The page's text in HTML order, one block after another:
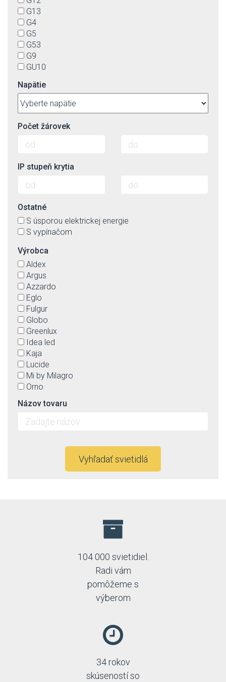
G13
G4
G5
G53
G9
GU10
GX-53
GZ10
R7s
S14s
Napätie
Počet žárovek
IP stupeň krytia
Ostatné
S úsporou elektrickej energie
S vypínačom
Výrobca
Aldex
Argus
Azzardo
Eglo
Fulgur
Globo
Greenlux
Idea led
Kaja
Lucide
Mi by Milagro
Orno
Paulmann
Prezent
Rabalux
Názov tovaru
Vyhľadať svietidlá
104 000 svietidiel.
Radi vám
pomôžeme s
výberom
34 rokov
skúseností so